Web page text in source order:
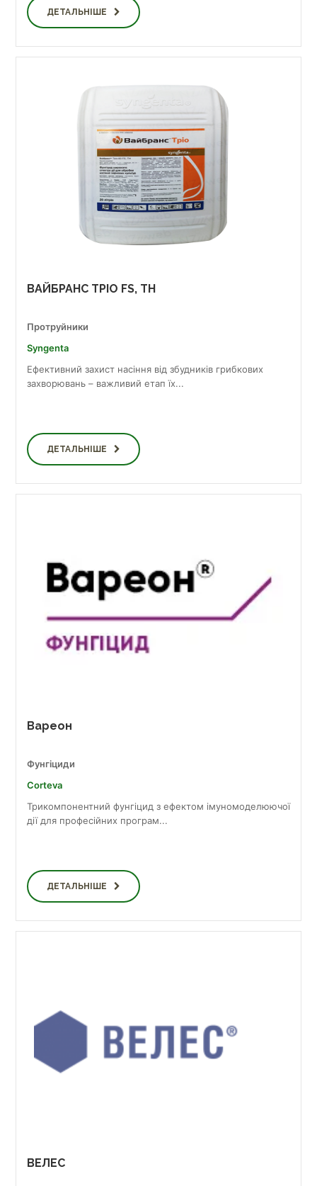
ДЕТАЛЬНІШЕ
ВАЙБРАНС ТРІО FS, TH
Протруйники
Syngenta
Ефективний захист насіння від збудників грибкових
захворювань – важливий етап їх...
ДЕТАЛЬНІШЕ
Вареон
Фунгіциди
Corteva
Трикомпонентний фунгіцид з ефектом імуномоделюючої
дії для професійних програм...
ДЕТАЛЬНІШЕ
ВЕЛЕС